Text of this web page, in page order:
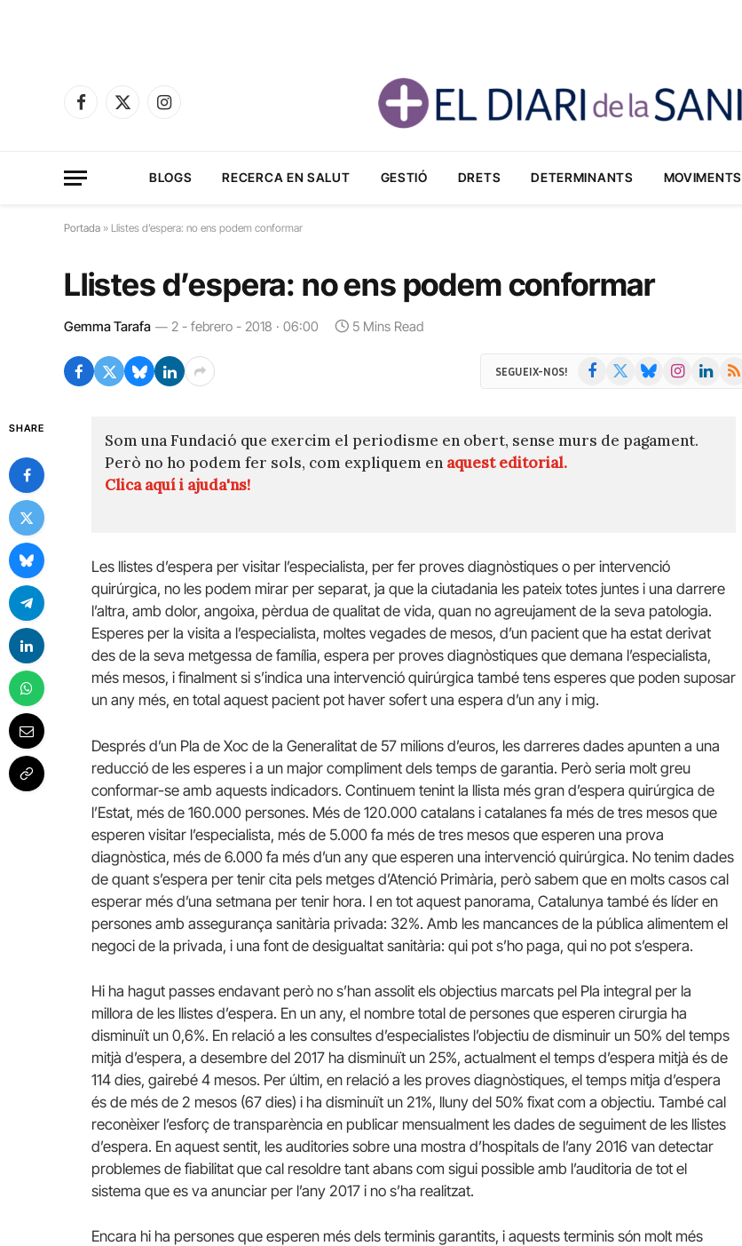
Facebook
X
Instagram
BLOGS RECERCA EN SALUT GESTIÓ DRETS DETERMINANTS MOVIMENTS
Portada » Llistes d’espera: no ens podem conformar
Llistes d’espera: no ens podem conformar
Gemma Tarafa 2 - febrero - 2018 · 06:00 5 Mins Read
SEGUEIX-NOS! Facebook BlueskyInstagramLinkedIn
RSS
SHARE
Som una Fundació que exercim el periodisme en obert, sense murs de pagament.
Però no ho podem fer sols, com expliquem en aquest editorial.
Clica aquí i ajuda'ns!
Les llistes d’espera per visitar l’especialista, per fer proves diagnòstiques o per intervenció
quirúrgica, no les podem mirar per separat, ja que la ciutadania les pateix totes juntes i una darrere
l’altra, amb dolor, angoixa, pèrdua de qualitat de vida, quan no agreujament de la seva patologia.
Esperes per la visita a l’especialista, moltes vegades de mesos, d’un pacient que ha estat derivat
des de la seva metgessa de família, espera per proves diagnòstiques que demana l’especialista,
més mesos, i finalment si s’indica una intervenció quirúrgica també tens esperes que poden suposar
un any més, en total aquest pacient pot haver sofert una espera d’un any i mig.
Després d’un Pla de Xoc de la Generalitat de 57 milions d’euros, les darreres dades apunten a una
reducció de les esperes i a un major compliment dels temps de garantia. Però seria molt greu
conformar-se amb aquests indicadors. Continuem tenint la llista més gran d’espera quirúrgica de
l’Estat, més de 160.000 persones. Més de 120.000 catalans i catalanes fa més de tres mesos que
esperen visitar l’especialista, més de 5.000 fa més de tres mesos que esperen una prova
diagnòstica, més de 6.000 fa més d’un any que esperen una intervenció quirúrgica. No tenim dades
de quant s’espera per tenir cita pels metges d’Atenció Primària, però sabem que en molts casos cal
esperar més d’una setmana per tenir hora. I en tot aquest panorama, Catalunya també és líder en
persones amb assegurança sanitària privada: 32%. Amb les mancances de la pública alimentem el
negoci de la privada, i una font de desigualtat sanitària: qui pot s’ho paga, qui no pot s’espera.
Hi ha hagut passes endavant però no s’han assolit els objectius marcats pel Pla integral per la
millora de les llistes d’espera. En un any, el nombre total de persones que esperen cirurgia ha
disminuït un 0,6%. En relació a les consultes d’especialistes l’objectiu de disminuir un 50% del temps
mitjà d’espera, a desembre del 2017 ha disminuït un 25%, actualment el temps d’espera mitjà és de
114 dies, gairebé 4 mesos. Per últim, en relació a les proves diagnòstiques, el temps mitja d’espera
és de més de 2 mesos (67 dies) i ha disminuït un 21%, lluny del 50% fixat com a objectiu. També cal
reconèixer l’esforç de transparència en publicar mensualment les dades de seguiment de les llistes
d’espera. En aquest sentit, les auditories sobre una mostra d’hospitals de l’any 2016 van detectar
problemes de fiabilitat que cal resoldre tant abans com sigui possible amb l’auditoria de tot el
sistema que es va anunciar per l’any 2017 i no s’ha realitzat.
Encara hi ha persones que esperen més dels terminis garantits, i aquests terminis són molt més